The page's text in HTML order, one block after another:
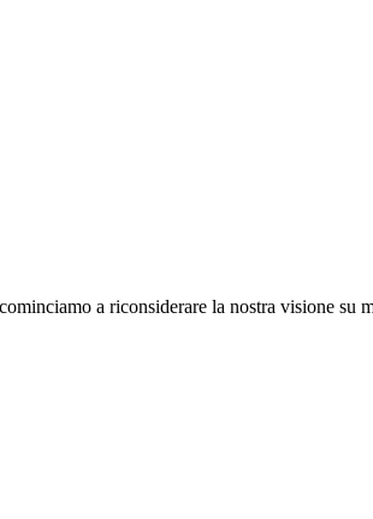
a riconsiderare la nostra visione